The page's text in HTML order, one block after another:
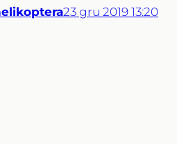
23 gru 2019 13:20